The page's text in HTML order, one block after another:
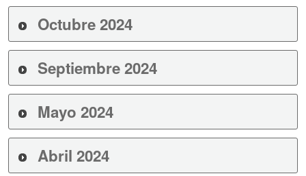
Octubre 2024
Septiembre 2024
Mayo 2024
Abril 2024